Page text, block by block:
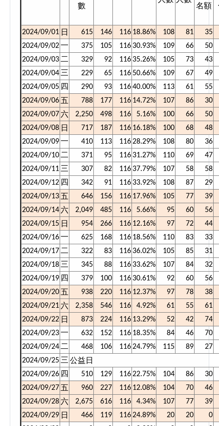
數
名額
2024/09/01 日 615 146 116 18.86% 108 81
35
2024/09/02一 375 105 116 30.93% 109 66
50
2024/09/03二 329 92 116 35.26% 105 73
43
2024/09/04三 229 65 116 50.66% 109 67
49
2024/09/05 四 290 93 11640.00% 113 61
55
2024/09/06 五 788 177 116 14.72% 107 86
30
2024/09/07 六 2,250 498 116 5.16% 100 66
50
2024/09/08 日 717 187 116 16.18% 100 68
48
2024/09/09一 410 113 11628.29% 108 80
36
2024/09/10二 371 95 116 31.27% 110 69
47
2024/09/11三 307 82 116 37.79% 107 58
58
2024/09/12 四 342 91 116 33.92% 108 87
29
2024/09/13 五 646 156 116 17.96% 105 77
39
2024/09/14 六 2,049 485 116 5.66% 95 60
56
2024/09/15 日 954 266 116 12.16% 97 72
44
2024/09/16一 625 168 116 18.56% 110 83
33
2024/09/17二 322 83 116 36.02% 105 85
31
2024/09/18三 345 88 116 33.62% 107 84
32
2024/09/19 四 379 100 116 30.61% 92 60
56
2024/09/20 五 938 220 116 12.37% 97 78
38
2024/09/21 六 2,358 546 116 4.92% 61 55
61
2024/09/22 日 873 224 116 13.29% 52 42
74
2024/09/23一 632 152 116 18.35% 84 46
70
2024/09/24二 468 106 11624.79% 115 89
27
2024/09/25三 公益日
2024/09/26 四 510 129 11622.75% 104 86
30
2024/09/27 五 960 227 116 12.08% 104 70
46
2024/09/28 六 2,675 616 116 4.34% 107 77
39
2024/09/29 日 466 119 11624.89% 20 20
0